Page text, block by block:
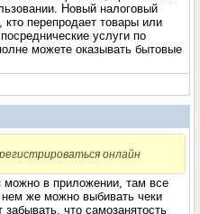
Новый налоговый
перепродает товары или
услуги по
можете оказывать бытовые
онлайн
можно в приложении, там все
же можно выбивать чеки
что самозанятость